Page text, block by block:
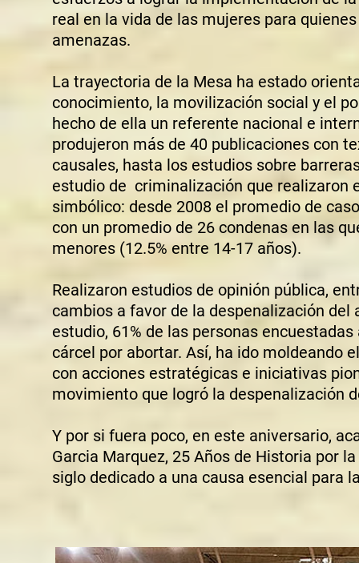
real en la vida de las mujeres para
amenazas.
La trayectoria de la Mesa ha estado
conocimiento, la movilización social y el
hecho de ella un referente nacional e
produjeron más de 40 publicaciones con
causales, hasta los estudios sobre
estudio de criminalización que realizaron
simbólico: desde 2008 el promedio de
con un promedio de 26 condenas en las
menores (12.5% entre 14-17 años).
Realizaron estudios de opinión pública,
cambios a favor de la despenalización
estudio, 61% de las personas
cárcel por abortar. Así, ha ido moldeando
con acciones estratégicas e iniciativas
movimiento que logró la despenalización
Y por si fuera poco, en este aniversario,
Garcia Marquez, 25 Años de Historia por
siglo dedicado a una causa esencial para